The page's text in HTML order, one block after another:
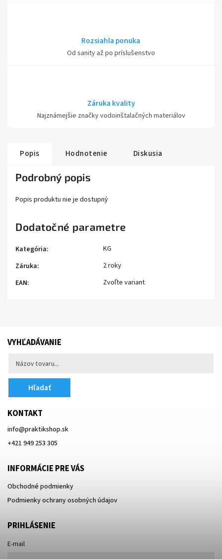
Rozsiahla ponuka
Od sanity až po príslušenstvo
Záruka kvality
Najznámejšie značky vodoinštalačných materiálov
Popis Hodnotenie Diskusia
Podrobný popis
Popis produktu nie je dostupný
Dodatočné parametre
Kategória:
KG
Záruka:
2 roky
EAN: Zvoľte variant
VYHĽADÁVANIE
Hľadať
KONTAKT
info@praktikshop.sk
+421 949 253 305
INFORMÁCIE PRE VÁS
Obchodné podmienky
Podmienky ochrany osobných údajov
PRIHLÁSENIE
E-mail